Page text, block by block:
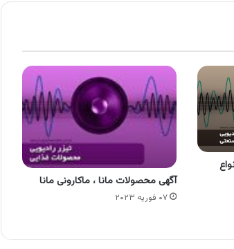
آگهی محصولات مانا ، ماکارونی مانا
۰۷ فوریه ۲۰۲۳